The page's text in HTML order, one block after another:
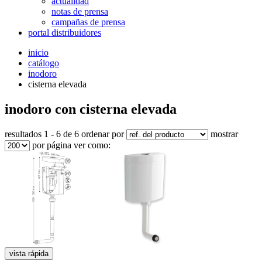
notas de prensa
campañas de prensa
portal distribuidores
inicio
catálogo
inodoro
cisterna elevada
inodoro con cisterna elevada
resultados 1 - 6 de 6 ordenar por
mostrar
por página ver como:
vista rápida